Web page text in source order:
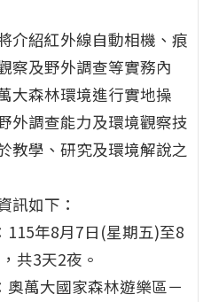
介紹紅外線自動相機、痕
察及野外調查等實務內
大森林環境進行實地操
外調查能力及環境觀察技
教學、研究及環境解說之
訊如下：
115年8月7日(星期五)至8
共3天2夜。
奧萬大國家森林遊樂區－